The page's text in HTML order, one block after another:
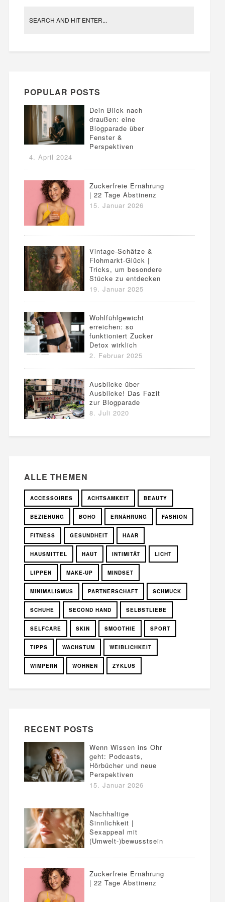
POPULAR POSTS
Dein Blick nach
draußen: eine
Blogparade über
Fenster &
Perspektiven
4. April 2024
Zuckerfreie Ernährung
| 22 Tage Abstinenz
15. Januar 2026
Vintage-Schätze &
Flohmarkt-Glück |
Tricks, um besondere
Stücke zu entdecken
19. Januar 2025
Wohlfühlgewicht
erreichen: so
funktioniert Zucker
Detox wirklich
2. Februar 2025
Ausblicke über
Ausblicke! Das Fazit
zur Blogparade
8. Juli 2020
ALLE THEMEN
ACCESSOIRES ACHTSAMKEIT BEAUTY
BEZIEHUNG BOHO ERNÄHRUNG FASHION
FITNESS GESUNDHEIT HAAR
HAUSMITTEL HAUT INTIMITÄT LICHT
LIPPEN MAKE-UP MINDSET
MINIMALISMUS PARTNERSCHAFT SCHMUCK
SCHUHE SECOND HAND SELBSTLIEBE
SELFCARE SKIN SMOOTHIE SPORT
TIPPS WACHSTUM WEIBLICHKEIT
WIMPERN WOHNEN ZYKLUS
RECENT POSTS
Wenn Wissen ins Ohr
geht: Podcasts,
Hörbücher und neue
Perspektiven
15. Januar 2026
Nachhaltige
Sinnlichkeit |
Sexappeal mit
(Umwelt-)bewusstsein
Zuckerfreie Ernährung
| 22 Tage Abstinenz